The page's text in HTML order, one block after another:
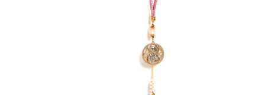
ΔΙΑΒΆΣΤΕ ΠΕΡΙΣΣΌΤΕΡΑ